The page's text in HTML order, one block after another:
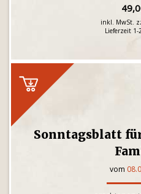
inkl. MwSt.
Lieferzeit 1-
Sonntagsblatt
vom